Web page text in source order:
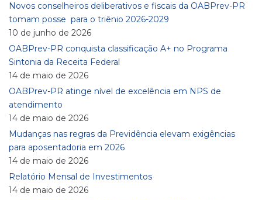
Novos conselheiros deliberativos e fiscais da OABPrev-PR
tomam posse para o triênio 2026-2029
10 de junho de 2026
OABPrev-PR conquista classificação A+ no Programa
Sintonia da Receita Federal
14 de maio de 2026
OABPrev-PR atinge nível de excelência em NPS de
atendimento
14 de maio de 2026
Mudanças nas regras da Previdência elevam exigências
para aposentadoria em 2026
14 de maio de 2026
Relatório Mensal de Investimentos
14 de maio de 2026